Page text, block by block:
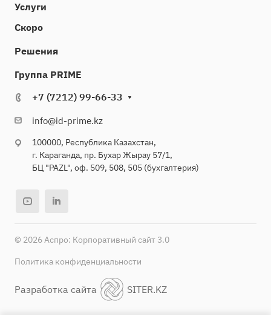
Услуги
Скоро
Решения
Группа PRIME
+7 (7212) 99-66-33
info@id-prime.kz
100000, Республика Казахстан,
г. Караганда, пр. Бухар Жырау 57/1,
БЦ "PAZL", оф. 509, 508, 505 (бухгалтерия)
© 2026 Аспро: Корпоративный сайт 3.0
Политика конфиденциальности
Разработка сайта SITER.KZ